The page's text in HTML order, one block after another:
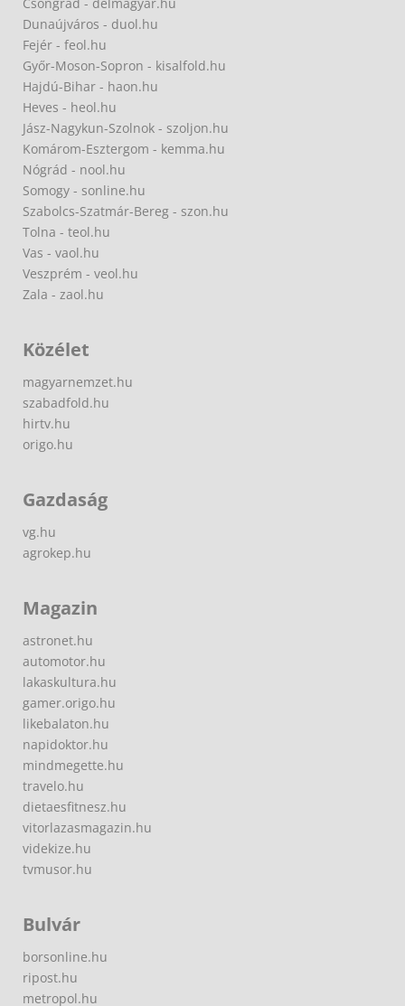
Dunaújváros - duol.hu
Fejér - feol.hu
Győr-Moson-Sopron - kisalfold.hu
Hajdú-Bihar - haon.hu
Heves - heol.hu
Jász-Nagykun-Szolnok - szoljon.hu
Komárom-Esztergom - kemma.hu
Nógrád - nool.hu
Somogy - sonline.hu
Szabolcs-Szatmár-Bereg - szon.hu
Tolna - teol.hu
Vas - vaol.hu
Veszprém - veol.hu
Zala - zaol.hu
Közélet
magyarnemzet.hu
szabadfold.hu
hirtv.hu
origo.hu
Gazdaság
vg.hu
agrokep.hu
Magazin
astronet.hu
automotor.hu
lakaskultura.hu
gamer.origo.hu
likebalaton.hu
napidoktor.hu
mindmegette.hu
travelo.hu
dietaesfitnesz.hu
vitorlazasmagazin.hu
videkize.hu
tvmusor.hu
Bulvár
borsonline.hu
ripost.hu
metropol.hu